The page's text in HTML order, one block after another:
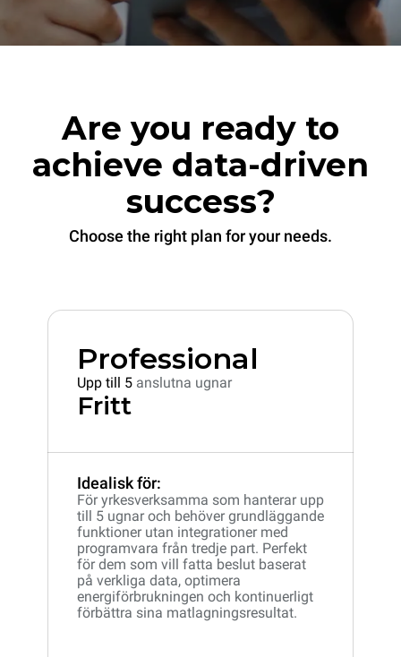
Are you ready to
achieve data-driven
success?
Choose the right plan for your needs.
Professional
Upp till 5 anslutna ugnar
Fritt
Idealisk för:
För yrkesverksamma som hanterar upp
till 5 ugnar och behöver grundläggande
funktioner utan integrationer med
programvara från tredje part. Perfekt
för dem som vill fatta beslut baserat
på verkliga data, optimera
energiförbrukningen och kontinuerligt
förbättra sina matlagningsresultat.